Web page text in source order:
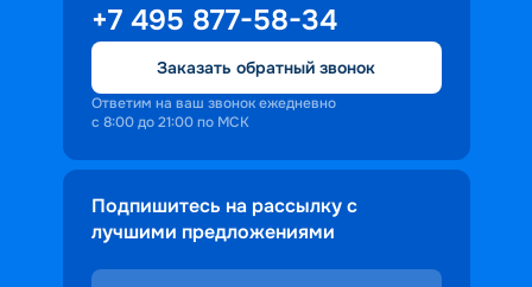
+7 495 877-58-34
Заказать обратный звонок
Ответим на ваш звонок ежедневно
с 8:00 до 21:00 по МСК
Подпишитесь на рассылку с
лучшими предложениями